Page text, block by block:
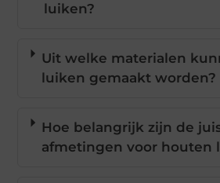
luiken?
Uit welke materialen
luiken gemaakt worden?
Hoe belangrijk zijn de
afmetingen voor houten